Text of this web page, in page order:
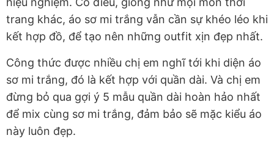
trang khác, áo sơ mi trắng vẫn cần sự khéo léo khi
kết hợp đồ, để tạo nên những outfit xịn đẹp nhất.
Công thức được nhiều chị em nghĩ tới khi diện áo
sơ mi trắng, đó là kết hợp với quần dài. Và chị em
đừng bỏ qua gợi ý 5 mẫu quần dài hoàn hảo nhất
để mix cùng sơ mi trắng, đảm bảo sẽ mặc kiểu áo
này luôn đẹp.